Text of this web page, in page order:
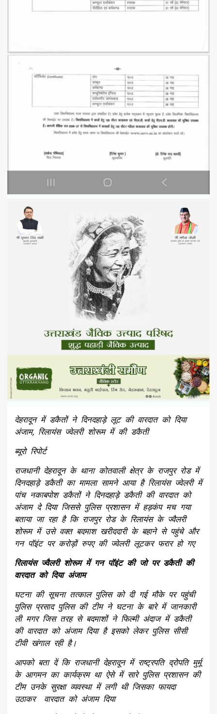
देहरादून में डकैतों ने दिनदहाड़े लूट की वारदात को दिया
अंजाम, रिलायंस ज्वेलरी शोरूम में की डकैती
ब्यूरो रिपोर्ट
राजधानी देहरादून के थाना कोतवाली क्षेत्र के राजपुर रोड में
दिनदहाड़े डकैती का मामला सामने आया है रिलायंस ज्वेलरी में
पांच नकाबपोश डकैतों ने दिनदहाड़े डकैती की वारदात को
अंजाम दे दिया जिससे पुलिस प्रशासन में हड़कंप मच गया
बताया जा रहा है कि राजपुर रोड के रिलायंस के ज्वैलरी
शोरूम में उसे वक्त बदमाश खरीददारी के बहाने से पहुंचे और
गन पॉइंट पर करोड़ों रुपए की ज्वेलरी लूटकर फरार हो गए
रिलायंस ज्वैलरी शोरूम में गन पॉइंट की जो पर डकैती की
वारदात को दिया अंजाम
घटना की सूचना तत्काल पुलिस को दी गई मौके पर पहुंची
पुलिस प्रसाद पुलिस की टीम ने घटना के बारे में जानकारी
ली मगर जिस तरह से बदमाशों ने फिल्मी अंदाज में डकैती
की वारदात को अंजाम दिया है इसको लेकर पुलिस सीसी
टीवी खंगाल रही है।
आपको बता दें कि राजधानी देहरादून में राष्ट्रपति द्रोपति मुर्मू
के आगमन का कार्यक्रम था ऐसे में सारे पुलिस प्रशासन की
टीम उनके सुरक्षा व्यवस्था में लगी थी जिसका फायदा
उठाकर वारदात को अंजाम दिया